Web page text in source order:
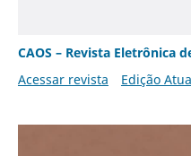
CAOS – Revista Eletrônica
Acessar revista
Edição